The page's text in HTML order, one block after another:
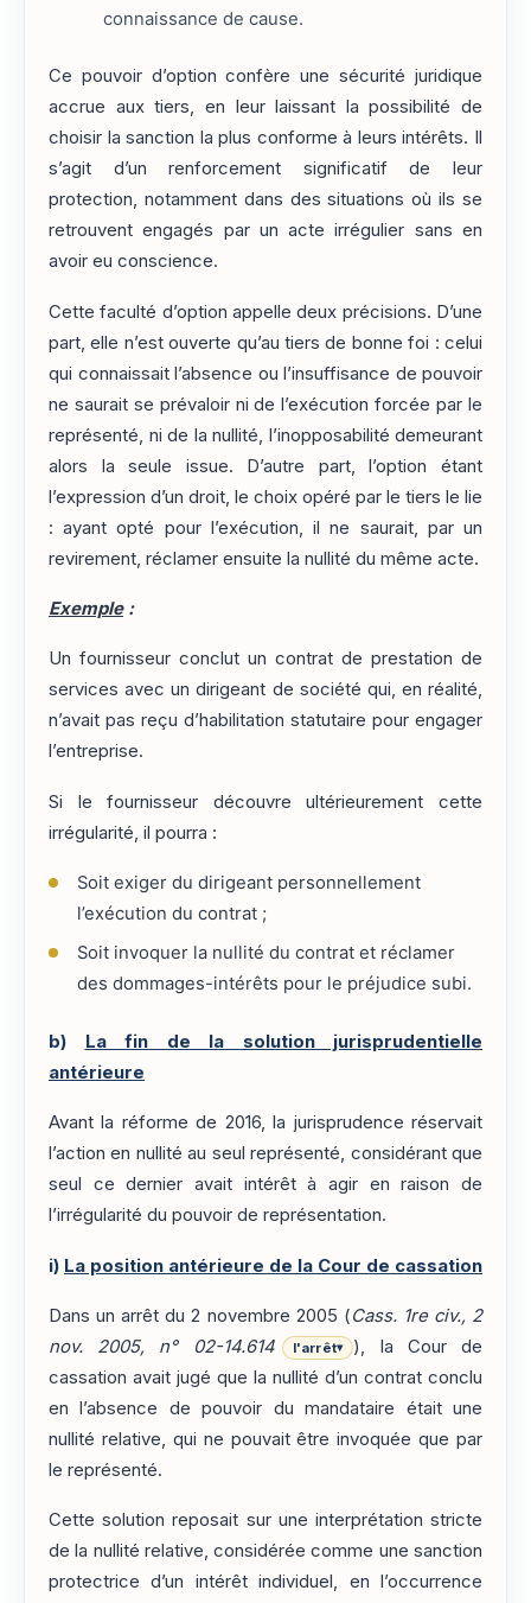
connaissance de cause.
Ce pouvoir d’option confère une sécurité juridique
accrue aux tiers, en leur laissant la possibilité de
choisir la sanction la plus conforme à leurs intérêts. Il
s’agit d’un renforcement significatif de leur
protection, notamment dans des situations où ils se
retrouvent engagés par un acte irrégulier sans en
avoir eu conscience.
Cette faculté d’option appelle deux précisions. D’une
part, elle n’est ouverte qu’au tiers de bonne foi : celui
qui connaissait l’absence ou l’insuffisance de pouvoir
ne saurait se prévaloir ni de l’exécution forcée par le
représenté, ni de la nullité, l’inopposabilité demeurant
alors la seule issue. D’autre part, l’option étant
l’expression d’un droit, le choix opéré par le tiers le lie
: ayant opté pour l’exécution, il ne saurait, par un
revirement, réclamer ensuite la nullité du même acte.
Exemple:
Un fournisseur conclut un contrat de prestation de
services avec un dirigeant de société qui, en réalité,
n’avait pas reçu d’habilitation statutaire pour engager
l’entreprise.
Si le fournisseur découvre ultérieurement cette
irrégularité, il pourra :
Soit exiger du dirigeant personnellement
l’exécution du contrat ;
Soit invoquer la nullité du contrat et réclamer
des dommages-intérêts pour le préjudice subi.
b) La fin de la solution jurisprudentielle
antérieure
Avant la réforme de 2016, la jurisprudence réservait
l’action en nullité au seul représenté, considérant que
seul ce dernier avait intérêt à agir en raison de
l’irrégularité du pouvoir de représentation.
i) La position antérieure de la Cour de cassation
Dans un arrêt du 2 novembre 2005 (Cass. 1re civ., 2
nov. 2005, n° 02-14.614
l'arrêt▾
), la Cour de
cassation avait jugé que la nullité d’un contrat conclu
en l’absence de pouvoir du mandataire était une
nullité relative, qui ne pouvait être invoquée que par
le représenté.
Cette solution reposait sur une interprétation stricte
de la nullité relative, considérée comme une sanction
protectrice d’un intérêt individuel, en l’occurrence